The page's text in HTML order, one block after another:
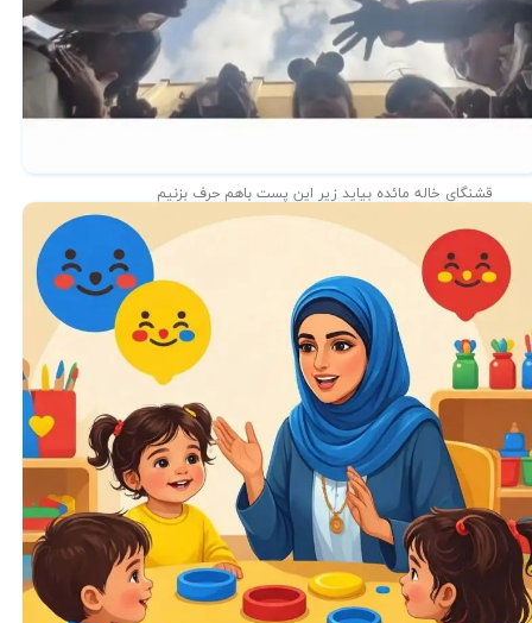
قشنگای خاله مائده بیاید زیر این پست باهم حرف بزنیم